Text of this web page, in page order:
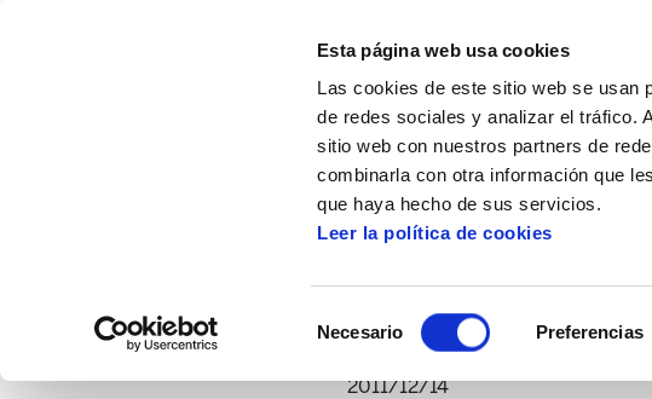
Esta página web usa cookies
Las cookies de este sitio web se usan
de redes sociales y analizar el tráfico.
sitio web con nuestros partners de
combinarla con otra información que
que haya hecho de sus servicios.
Leer la política de cookies
Necesario Preferencias
Vídeos Hacer negocio con lo
2011/12/14